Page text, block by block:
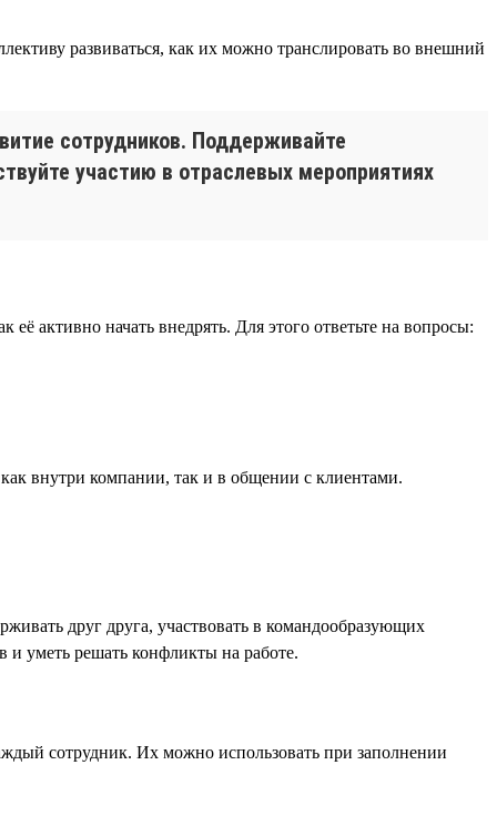
развиваться, как их можно транслировать во внешний
сотрудников. Поддерживайте
участию в отраслевых мероприятиях
активно начать внедрять. Для этого ответьте на вопросы:
внутри компании, так и в общении с клиентами.
друг друга, участвовать в командообразующих
и уметь решать конфликты на работе.
сотрудник. Их можно использовать при заполнении